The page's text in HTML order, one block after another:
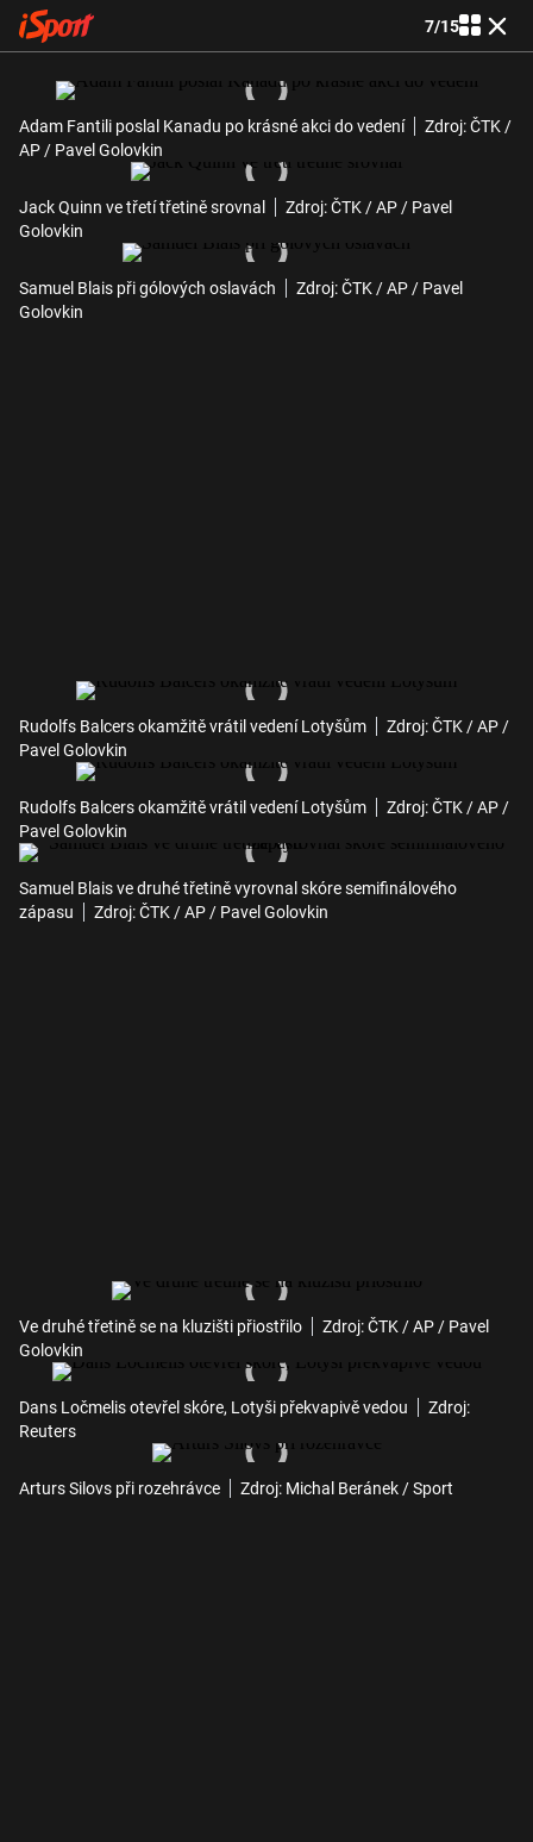
7/15
Adam Fantili poslal Kanadu po krásné akci do vedení
Zdroj: ČTK /
AP / Pavel Golovkin
Jack Quinn ve třetí třetině srovnal
Zdroj: ČTK / AP / Pavel
Golovkin
Samuel Blais při gólových oslavách
Zdroj: ČTK / AP / Pavel
Golovkin
Rudolfs Balcers okamžitě vrátil vedení Lotyšům
Zdroj: ČTK / AP /
Pavel Golovkin
Rudolfs Balcers okamžitě vrátil vedení Lotyšům
Zdroj: ČTK / AP /
Pavel Golovkin
Samuel Blais ve druhé třetině vyrovnal skóre semifinálového
zápasu
Zdroj: ČTK / AP / Pavel Golovkin
Ve druhé třetině se na kluzišti přiostřilo
Zdroj: ČTK / AP / Pavel
Golovkin
Dans Ločmelis otevřel skóre, Lotyši překvapivě vedou
Zdroj:
Reuters
Arturs Silovs při rozehrávce Zdroj: Michal Beránek / Sport